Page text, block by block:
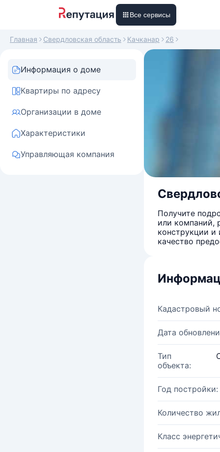
Все сервисы
Главная Свердловская область Качканар 26
Информация о доме
Квартиры по адресу
Организации в доме
Характеристики
Управляющая компания
Получите
или компаний,
конструкции и
качество
Кадастровый
Дата
Тип
объекта:
Год постройки:
Количество
Класс